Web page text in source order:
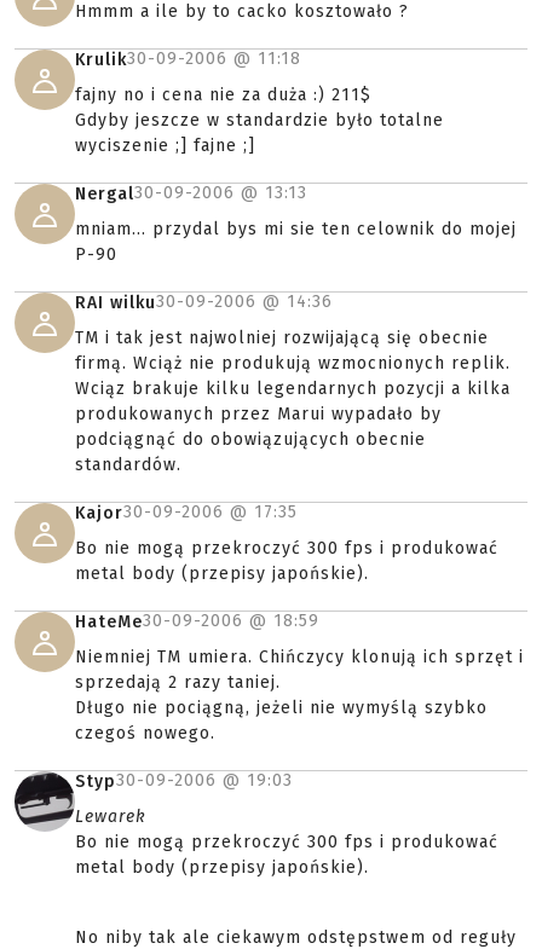
Hmmm a ile by to cacko kosztowało ?
Krulik30-09-2006 @ 11:18
fajny no i cena nie za duża :) 211$
Gdyby jeszcze w standardzie było totalne
wyciszenie ;] fajne ;]
Nergal30-09-2006 @ 13:13
mniam... przydal bys mi sie ten celownik do mojej
P-90
RAI wilku30-09-2006 @ 14:36
TM i tak jest najwolniej rozwijającą się obecnie
firmą. Wciąż nie produkują wzmocnionych replik.
Wciąz brakuje kilku legendarnych pozycji a kilka
produkowanych przez Marui wypadało by
podciągnąć do obowiązujących obecnie
standardów.
Kajor30-09-2006 @ 17:35
Bo nie mogą przekroczyć 300 fps i produkować
metal body (przepisy japońskie).
HateMe30-09-2006 @ 18:59
Niemniej TM umiera. Chińczycy klonują ich sprzęt i
sprzedają 2 razy taniej.
Długo nie pociągną, jeżeli nie wymyślą szybko
czegoś nowego.
Styp30-09-2006 @ 19:03
Lewarek
Bo nie mogą przekroczyć 300 fps i produkować
metal body (przepisy japońskie).
No niby tak ale ciekawym odstępstwem od reguły